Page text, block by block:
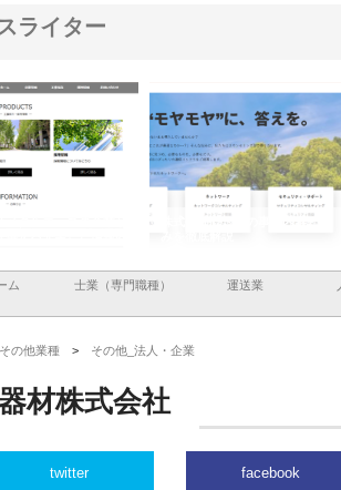
ライター
業サ
報内
株式会社ＣＳＡの事業内容と強
株式会社
装工事と
ム 士業（専門職種） 運送業
その他業種 > その他_法人・企業
材株式会社
twitter facebook